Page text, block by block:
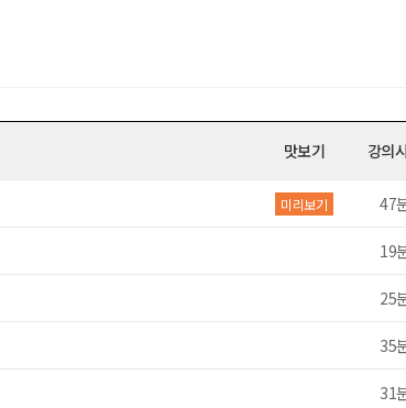
맛보기 강의
미리보기 47
19
25
35
31